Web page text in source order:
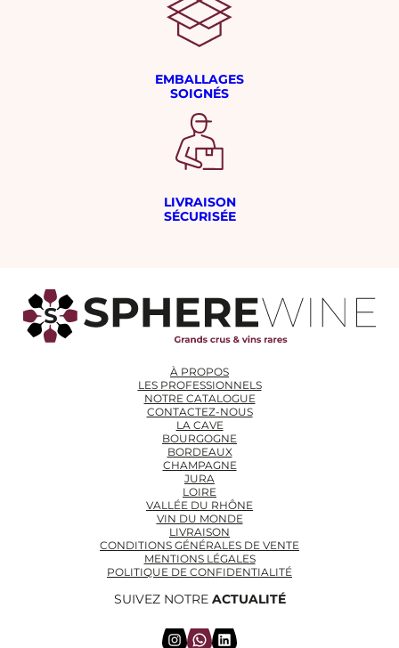
EMBALLAGES
SOIGNÉS
LIVRAISON
SÉCURISÉE
À PROPOS
LES PROFESSIONNELS
NOTRE CATALOGUE
CONTACTEZ-NOUS
LA CAVE
BOURGOGNE
BORDEAUX
CHAMPAGNE
JURA
LOIRE
VALLÉE DU RHÔNE
VIN DU MONDE
LIVRAISON
CONDITIONS GÉNÉRALES DE VENTE
MENTIONS LÉGALES
POLITIQUE DE CONFIDENTIALITÉ
SUIVEZ NOTRE ACTUALITÉ
InstagramWhatsApp LinkedIn